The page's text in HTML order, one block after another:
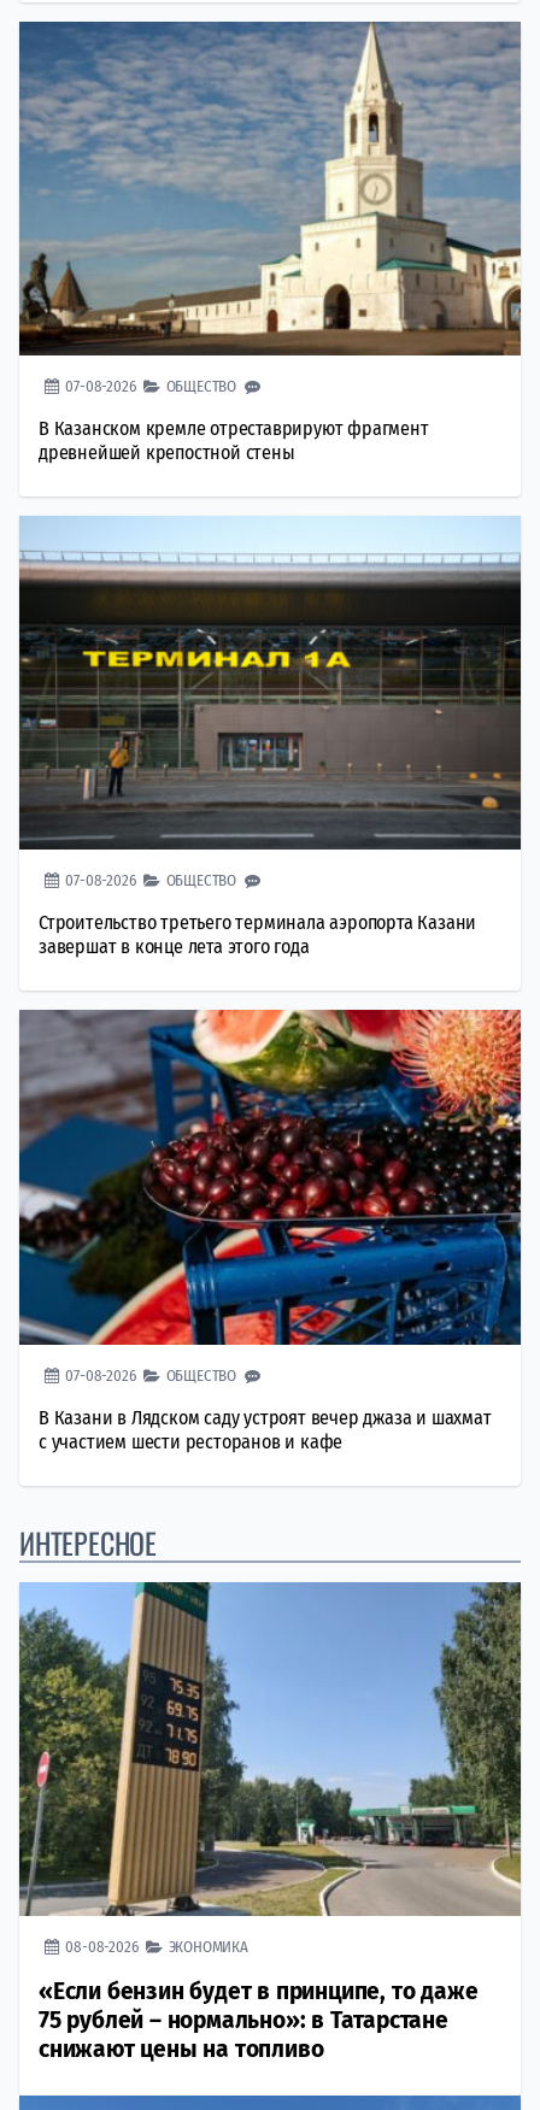
07-08-2026 ОБЩЕСТВО
В Казанском кремле отреставрируют фрагмент
древнейшей крепостной стены
07-08-2026 ОБЩЕСТВО
Строительство третьего терминала аэропорта Казани
завершат в конце лета этого года
07-08-2026 ОБЩЕСТВО
В Казани в Лядском саду устроят вечер джаза и шахмат
с участием шести ресторанов и кафе
ИНТЕРЕСНОЕ
08-08-2026 ЭКОНОМИКА
«Если бензин будет в принципе, то даже
75 рублей – нормально»: в Татарстане
снижают цены на топливо